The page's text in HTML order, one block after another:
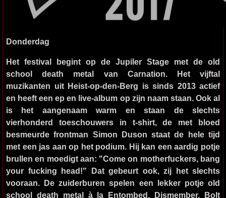
Donderdag
Het festival begint op de Jupiler Stage met de old
school death metal van Carnation. Het vijftal
muzikanten uit Heist-op-den-Berg is sinds 2013 actief
en heeft een ep en live-album op zijn naam staan. Ook al
is het aangenaam warm en staan de slechts
vierhonderd toeschouwers in t-shirt, de met bloed
besmeurde frontman Simon Duson staat de hele tijd
met een jas aan op het podium. Hij kan een aardig potje
brullen en moedigt aan: "Come on motherfuckers, bang
your fucking head!" Dat gebeurt ook, zij het slechts
vooraan. De zuiderburen spelen een lekker potje old
school death metal à la Entombed, Dismember, Bolt